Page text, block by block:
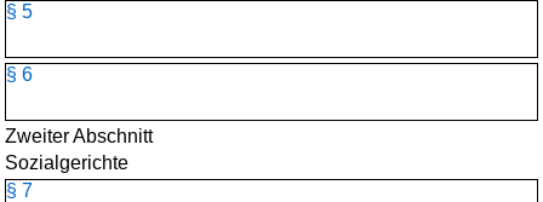
§ 5
§ 6
Zweiter Abschnitt
Sozialgerichte
§ 7